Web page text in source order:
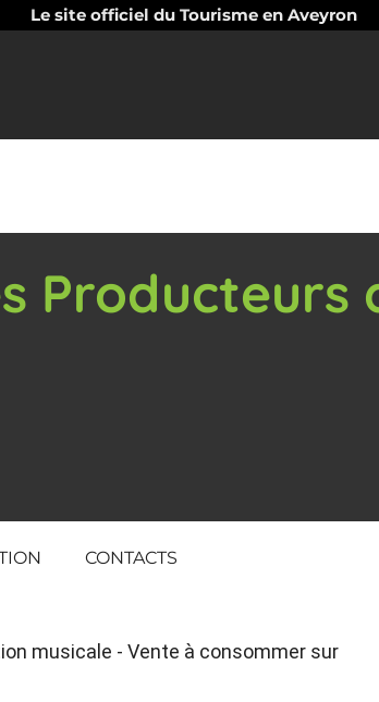
Le site officiel du Tourisme en Aveyron
Producteurs
CONTACTS
musicale - Vente à consommer sur